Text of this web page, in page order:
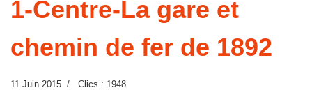
1-Centre-La gare et
chemin de fer de 1892
11 Juin 2015 Clics : 1948